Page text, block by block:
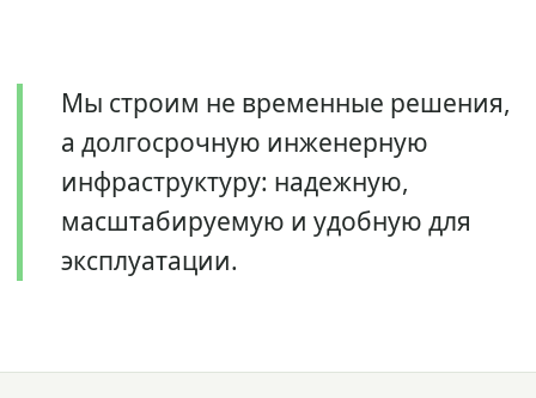
Мы строим не временные решения,
а долгосрочную инженерную
инфраструктуру: надежную,
масштабируемую и удобную для
эксплуатации.